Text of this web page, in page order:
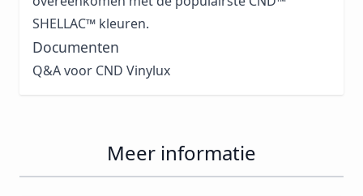
SHELLAC™ kleuren.
Documenten
Q&A voor CND Vinylux
Meer informatie